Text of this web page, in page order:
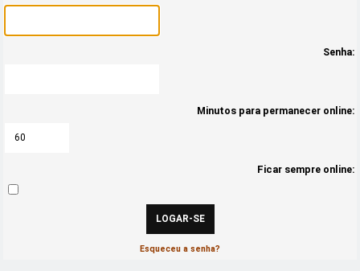
Senha:
Minutos para permanecer online:
Ficar sempre online:
Esqueceu a senha?